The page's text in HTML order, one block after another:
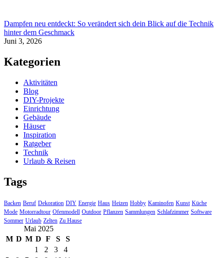
Dampfen neu entdeckt: So verändert sich dein Blick auf die Technik
hinter dem Geschmack
Juni 3, 2026
Kategorien
Aktivitäten
Blog
DIY-Projekte
Einrichtung
Gebäude
Häuser
Inspiration
Ratgeber
Technik
Urlaub & Reisen
Tags
Backen Beruf Dekoration DIY Energie Haus Heizen Hobby Kaminofen Kunst Küche
Mode Motorradtour Ofenmodell Outdoor Pflanzen Sammlungen Schlafzimmer Software
Sommer Urlaub Zelten Zu Hause
Mai 2025
M D M D F S
S
1
2 3
4